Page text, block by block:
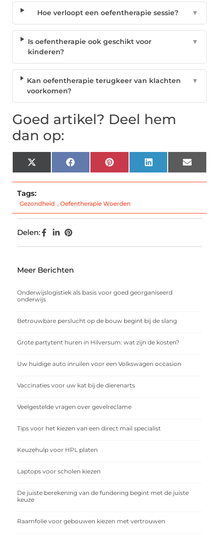
Hoe verloopt een oefentherapie sessie? ▼
Is oefentherapie ook geschikt voor
kinderen?
▼
Kan oefentherapie terugkeer van klachten
voorkomen?
▼
Goed artikel? Deel hem
dan op:
X
(Twitter)
Facebook Pinterest LinkedIn Email
Tags:
Gezondheid , Oefentherapie Woerden
Delen:
Meer Berichten
Onderwijslogistiek als basis voor goed georganiseerd
onderwijs
Betrouwbare perslucht op de bouw begint bij de slang
Grote partytent huren in Hilversum: wat zijn de kosten?
Uw huidige auto inruilen voor een Volkswagen occasion
Vaccinaties voor uw kat bij de dierenarts
Veelgestelde vragen over gevelreclame
Tips voor het kiezen van een direct mail specialist
Keuzehulp voor HPL platen
Laptops voor scholen kiezen
De juiste berekening van de fundering begint met de juiste
keuze
Raamfolie voor gebouwen kiezen met vertrouwen